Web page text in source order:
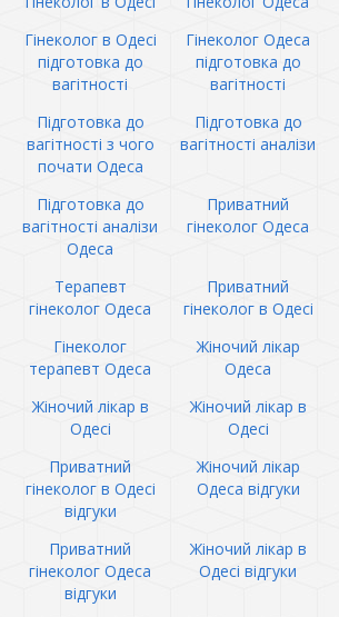
Гінеколог в Одесі
підготовка до
вагітності
Гінеколог Одеса
підготовка до
вагітності
Підготовка до
вагітності з чого
почати Одеса
Підготовка до
вагітності аналізи
Підготовка до
вагітності аналізи
Одеса
Приватний
гінеколог Одеса
Терапевт
гінеколог Одеса
Приватний
гінеколог в Одесі
Гінеколог
терапевт Одеса
Жіночий лікар
Одеса
Жіночий лікар в
Одесі
Жіночий лікар в
Одесі
Приватний
гінеколог в Одесі
відгуки
Жіночий лікар
Одеса відгуки
Приватний
гінеколог Одеса
відгуки
Жіночий лікар в
Одесі відгуки